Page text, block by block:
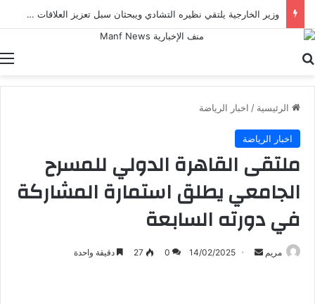
وزير الخارجية يلتقي نظيره التشادي ويبحثان سبل تعزيز العلاقات الثنائية
الرئيسية / اخبار الرياضة
اخبار الرياضة
ملتقى القاهرة الدولي للمسرح
الجامعي يطلق استمارة المشاركة
في دورته السابعة
مريم
أرسل 14/02/2025
0
27 دقيقة واحدة